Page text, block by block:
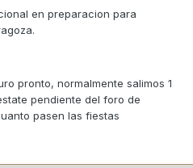
en preparacion para
pronto, normalmente salimos 1
pendiente del foro de
pasen las fiestas